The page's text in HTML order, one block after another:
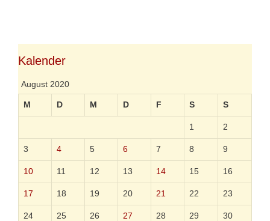
r
i
Kalender
August 2020
M D M D F S S
1 2
3 4 5 6 7 8 9
10 11 12 13 14 15 16
17 18 19 20 21 22 23
24 25 26 27 28 29 30